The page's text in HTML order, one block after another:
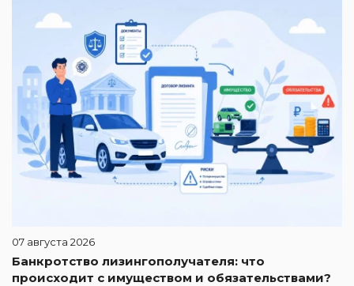
07 августа 2026
Банкротство лизингополучателя: что
происходит с имуществом и обязательствами?